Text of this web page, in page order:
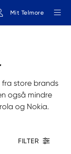
Mit Telmore
store brands
også mindre
og Nokia.
FILTER